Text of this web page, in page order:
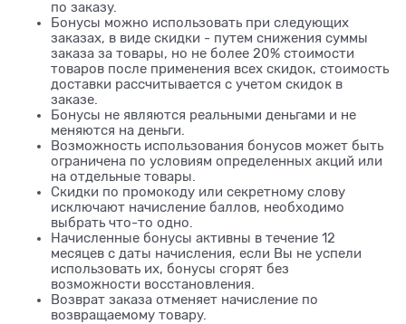
по заказу.
Бонусы можно использовать при следующих
заказах, в виде скидки - путем снижения суммы
заказа за товары, но не более 20% стоимости
товаров после применения всех скидок, стоимость
доставки рассчитывается с учетом скидок в
заказе.
Бонусы не являются реальными деньгами и не
меняются на деньги.
Возможность использования бонусов может быть
ограничена по условиям определенных акций или
на отдельные товары.
Скидки по промокоду или секретному слову
исключают начисление баллов, необходимо
выбрать что-то одно.
Начисленные бонусы активны в течение 12
месяцев с даты начисления, если Вы не успели
использовать их, бонусы сгорят без
возможности восстановления.
Возврат заказа отменяет начисление по
возвращаемому товару.